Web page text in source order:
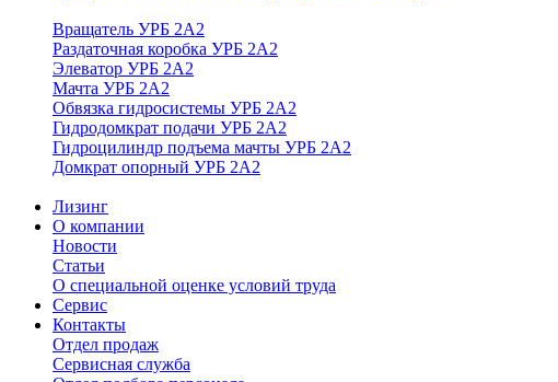
Вращатель УРБ 2А2
Раздаточная коробка УРБ 2А2
Элеватор УРБ 2А2
Мачта УРБ 2А2
Обвязка гидросистемы УРБ 2А2
Гидродомкрат подачи УРБ 2А2
Гидроцилиндр подъема мачты УРБ 2А2
Домкрат опорный УРБ 2А2
Лизинг
О компании
Новости
Статьи
О специальной оценке условий труда
Сервис
Контакты
Отдел продаж
Сервисная служба